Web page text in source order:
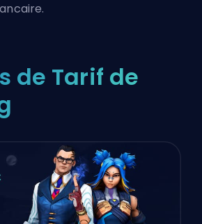
de Tarif de